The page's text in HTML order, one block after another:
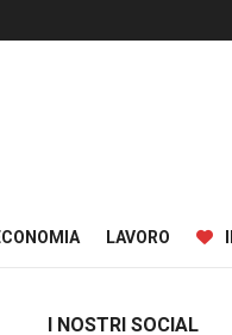
LAVORO
I NOSTRI SOCIAL